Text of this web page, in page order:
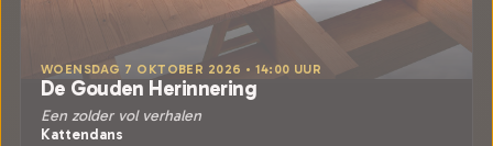
WOENSDAG 7 OKTOBER 2026 • 14:00 UUR
De Gouden Herinnering
Een zolder vol verhalen
Kattendans